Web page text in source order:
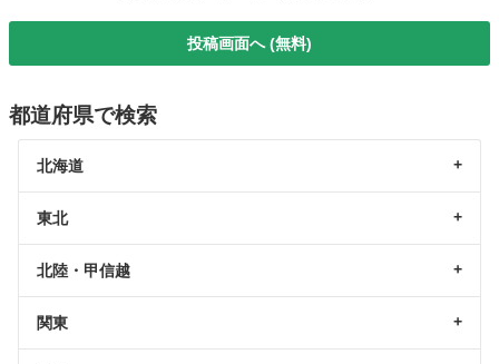
投稿画面へ (無料)
都道府県で検索
北海道
東北
北陸・甲信越
関東